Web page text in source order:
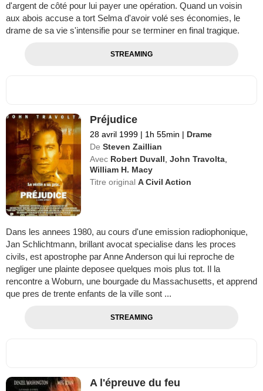
d'argent de côté pour lui payer une opération. Quand un voisin
aux abois accuse a tort Selma d'avoir volé ses économies, le
drame de sa vie s'intensifie pour se terminer en final tragique.
STREAMING
Préjudice
28 avril 1999 | 1h 55min | Drame
De Steven Zaillian
Avec Robert Duvall ,John Travolta
William H. Macy
Titre originalA Civil Action
Dans les annees 1980, au cours d'une emission radiophonique,
Jan Schlichtmann, brillant avocat specialise dans les proces
civils, est apostrophe par Anne Anderson qui lui reproche de
negliger une plainte deposee quelques mois plus tot. Il la
rencontre a Woburn, une bourgade du Massachusetts, et apprend
que pres de trente enfants de la ville sont ...
STREAMING
A l'épreuve du feu